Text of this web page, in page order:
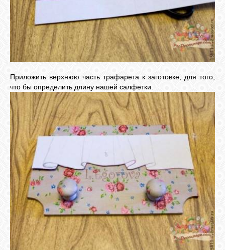
Приложить верхнюю часть трафарета к заготовке, для того,
что бы определить длину нашей салфетки.